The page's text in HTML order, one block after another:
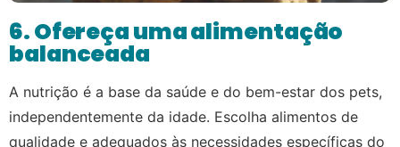
6. Ofereça uma alimentação
balanceada
A nutrição é a base da saúde e do bem-estar dos pets,
independentemente da idade. Escolha alimentos de
qualidade e adequados às necessidades específicas do